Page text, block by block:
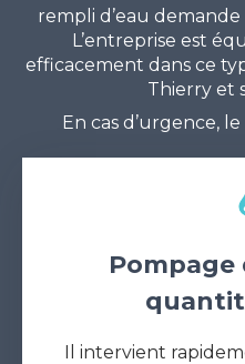
rempli d’eau
L’entreprise est
efficacement dans ce
Thierry et
En cas d’urgence,
Pompage
Il intervient